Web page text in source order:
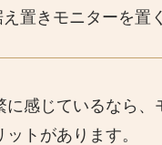
置きモニターを置
に感じているなら、
トがあります。